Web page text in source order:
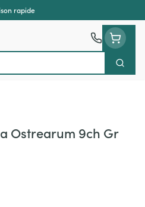
rapide
Ostrearum 9ch Gr